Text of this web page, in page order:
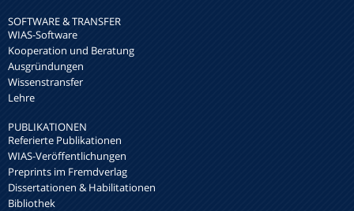
SOFTWARE & TRANSFER
WIAS-Software
Kooperation und Beratung
Ausgründungen
Wissenstransfer
Lehre
PUBLIKATIONEN
Referierte Publikationen
WIAS-Veröffentlichungen
Preprints im Fremdverlag
Dissertationen & Habilitationen
Bibliothek